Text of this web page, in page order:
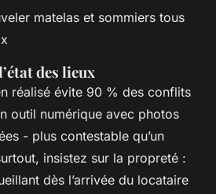
matelas et sommiers tous
des lieux
réalisé évite 90 % des conflits
outil numérique avec photos
- plus contestable qu’un
insistez sur la propreté :
dès l’arrivée du locataire